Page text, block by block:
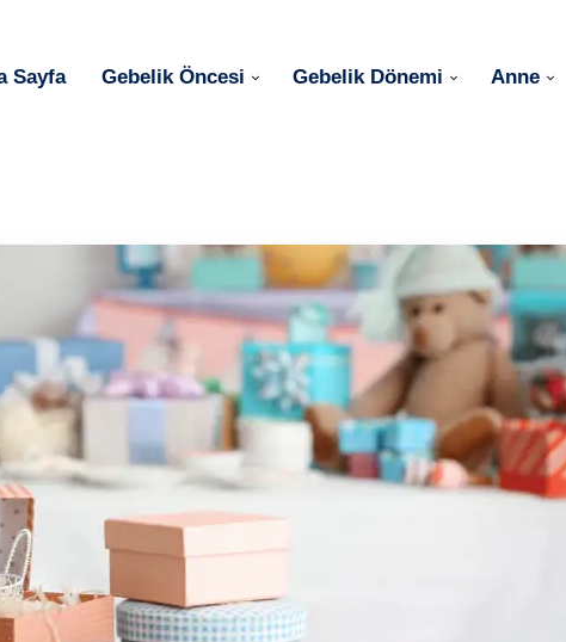
Sayfa Gebelik Öncesi Gebelik Dönemi Anne